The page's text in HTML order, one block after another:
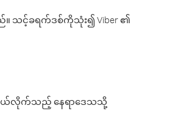
သင့်ခရက်ဒစ်ကိုသုံး၍ Viber ၏
ချယ်လိုက်သည့် နေရာဒေသသို့